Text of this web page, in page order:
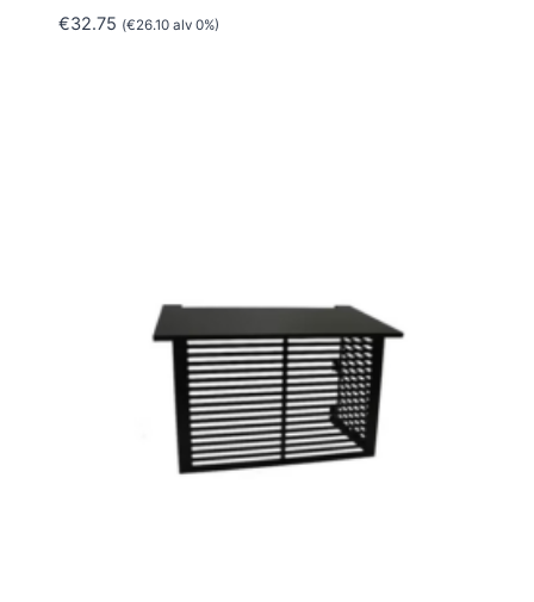
€32.75 (€26.10alv 0%)